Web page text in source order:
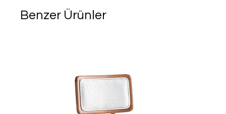
Benzer Ürünler